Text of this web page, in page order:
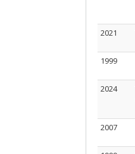
2021
1999
2024
2007